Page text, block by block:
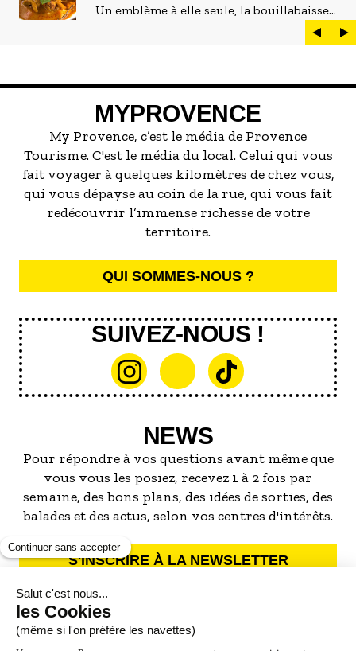
Un emblème à elle seule, la bouillabaisse
est LE plat marseillais par excellence. On
peut d'ailleurs vite être submergé·e par la
servir la meilleure...
MYPROVENCE
My Provence, c’est le média de Provence
Tourisme. C'est le média du local. Celui qui vous
fait voyager à quelques kilomètres de chez vous,
qui vous dépayse au coin de la rue, qui vous fait
redécouvrir l’immense richesse de votre
territoire.
QUI SOMMES-NOUS ?
SUIVEZ-NOUS !
NEWS
Pour répondre à vos questions avant même que
vous vous les posiez, recevez 1 à 2 fois par
semaine, des bons plans, des idées de sorties, des
balades et des actus, selon vos centres d'intérêts.
S'INSCRIRE À LA NEWSLETTER